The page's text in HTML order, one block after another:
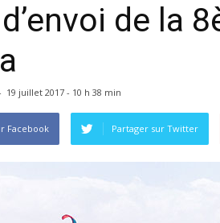
de la
19 juillet 2017 - 10 h 38 min
Facebook Partager sur Twitter